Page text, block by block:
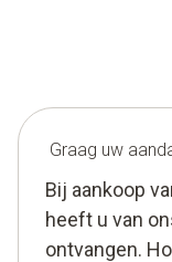
Graag uw
Bij aankoop
heeft u van
ontvangen.